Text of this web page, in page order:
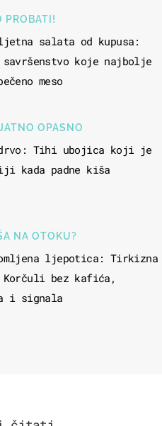
PROBATI!
salata od kupusa:
savršenstvo koje najbolje
meso
OPASNO
drvo: Tihi ubojica koji je
kada padne kiša
NA OTOKU?
ljepotica: Tirkizna
Korčuli bez kafića,
i signala